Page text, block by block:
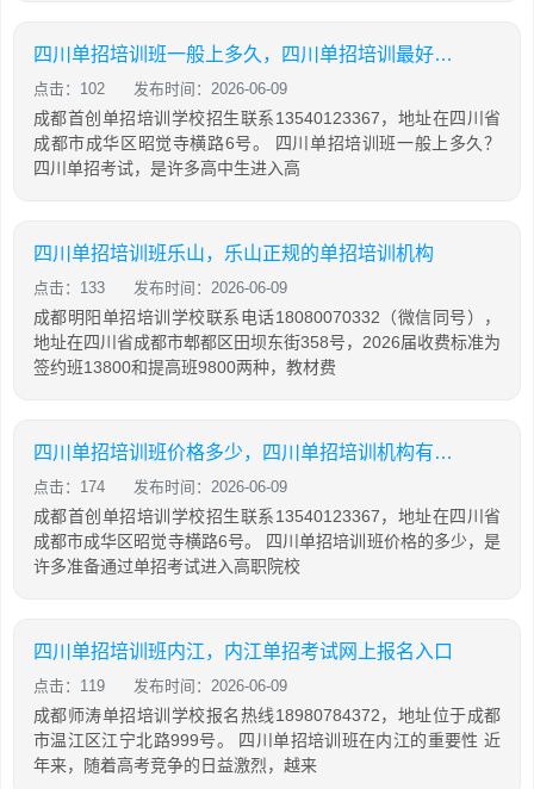
四川单招培训班一般上多久，四川单招培训最好的学校
点击：102 发布时间：2026-06-09
成都首创单招培训学校招生联系13540123367，地址在四川省
成都市成华区昭觉寺横路6号。 四川单招培训班一般上多久？
四川单招考试，是许多高中生进入高
四川单招培训班乐山，乐山正规的单招培训机构
点击：133 发布时间：2026-06-09
成都明阳单招培训学校联系电话18080070332（微信同号），
地址在四川省成都市郫都区田坝东街358号，2026届收费标准为
签约班13800和提高班9800两种，教材费
四川单招培训班价格多少，四川单招培训机构有哪些
点击：174 发布时间：2026-06-09
成都首创单招培训学校招生联系13540123367，地址在四川省
成都市成华区昭觉寺横路6号。 四川单招培训班价格的多少，是
许多准备通过单招考试进入高职院校
四川单招培训班内江，内江单招考试网上报名入口
点击：119 发布时间：2026-06-09
成都师涛单招培训学校报名热线18980784372，地址位于成都
市温江区江宁北路999号。 四川单招培训班在内江的重要性 近
年来，随着高考竞争的日益激烈，越来